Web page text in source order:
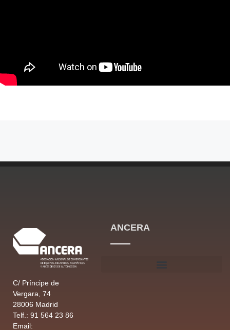
C/ Príncipe de
Vergara, 74
28006 Madrid
Telf.: 91 564 23 86
Email:
ANCERA